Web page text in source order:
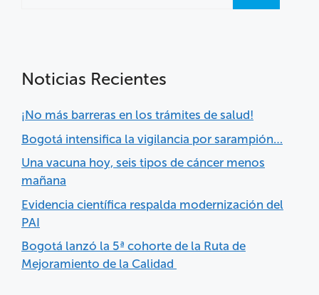
Noticias Recientes
¡No más barreras en los trámites de salud!
Bogotá intensifica la vigilancia por sarampión…
Una vacuna hoy, seis tipos de cáncer menos
mañana
Evidencia científica respalda modernización del
PAI
Bogotá lanzó la 5ª cohorte de la Ruta de
Mejoramiento de la Calidad